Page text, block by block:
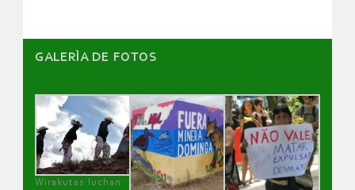
GALERÌA DE FOTOS
Wirakutas luchan